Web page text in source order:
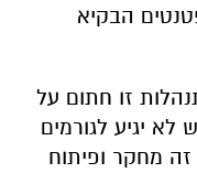
הבקיא
זו חתום על
לא יגיע לגורמים
מחקר ופיתוח